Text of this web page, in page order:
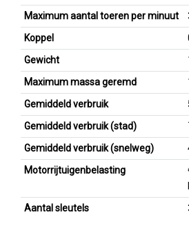
Maximum aantal toeren per minuut
Koppel
Gewicht
Maximum massa geremd
Gemiddeld verbruik
Gemiddeld verbruik (stad)
Gemiddeld verbruik (snelweg)
Motorrijtuigenbelasting
Aantal sleutels